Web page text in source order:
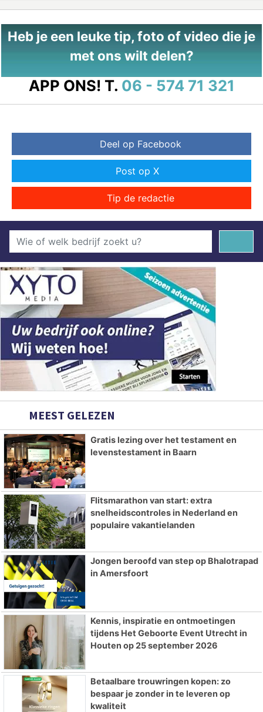
Heb je een leuke tip, foto of video die je
met ons wilt delen?
APP ONS! T. 06 - 574 71 321
Deel op Facebook
Post op X
Tip de redactie
MEEST GELEZEN
Gratis lezing over het testament en
levenstestament in Baarn
Flitsmarathon van start: extra
snelheidscontroles in Nederland en
populaire vakantielanden
Jongen beroofd van step op Bhalotrapad
in Amersfoort
Kennis, inspiratie en ontmoetingen
tijdens Het Geboorte Event Utrecht in
Houten op 25 september 2026
Betaalbare trouwringen kopen: zo
bespaar je zonder in te leveren op
kwaliteit